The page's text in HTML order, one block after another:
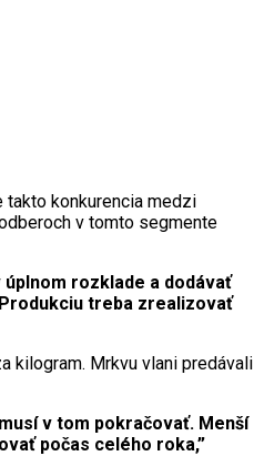
takto konkurencia medzi
v tomto segmente
rozklade a dodávať
treba zrealizovať
kilogram. Mrkvu vlani predávali
v tom pokračovať. Menší
počas celého roka,”